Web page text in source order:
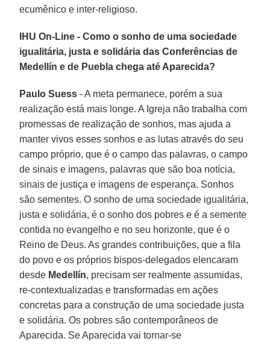
ecumênico e inter-religioso.
IHU On-Line - Como o sonho de uma sociedade
igualitária, justa e solidária das Conferências de
Medellín e de Puebla chega até Aparecida?
Paulo Suess- A meta permanece, porém a sua
realização está mais longe. A Igreja não trabalha com
promessas de realização de sonhos, mas ajuda a
manter vivos esses sonhos e as lutas através do seu
campo próprio, que é o campo das palavras, o campo
de sinais e imagens, palavras que são boa notícia,
sinais de justiça e imagens de esperança. Sonhos
são sementes. O sonho de uma sociedade igualitária,
justa e solidária, é o sonho dos pobres e é a semente
contida no evangelho e no seu horizonte, que é o
Reino de Deus. As grandes contribuições, que a fila
do povo e os próprios bispos-delegados elencaram
desde Medellín, precisam ser realmente assumidas,
re-contextualizadas e transformadas em ações
concretas para a construção de uma sociedade justa
e solidária. Os pobres são contemporâneos de
Aparecida. Se Aparecida vai tornar-se